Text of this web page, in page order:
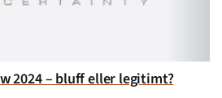
2024 – bluff eller legitimt?